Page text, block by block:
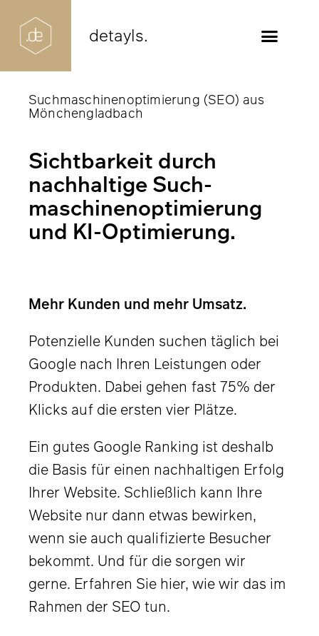
detayls.
Suchmaschinenoptimierung (SEO) aus
Mönchengladbach
Sichtbarkeit durch
nachhaltige Such­
maschinen­optimierung
und KI-Optimierung.
Mehr Kunden und mehr Umsatz.
Potenzielle Kunden suchen täglich bei
Google nach Ihren Leistungen oder
Produkten. Dabei gehen fast 75% der
Klicks auf die ersten vier Plätze.
Ein gutes Google Ranking ist deshalb
die Basis für einen nachhaltigen Erfolg
Ihrer Website. Schließlich kann Ihre
Website nur dann etwas bewirken,
wenn sie auch qualifizierte Besucher
bekommt. Und für die sorgen wir
gerne. Erfahren Sie hier, wie wir das im
Rahmen der SEO tun.